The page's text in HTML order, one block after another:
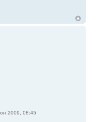
2009, 08:45